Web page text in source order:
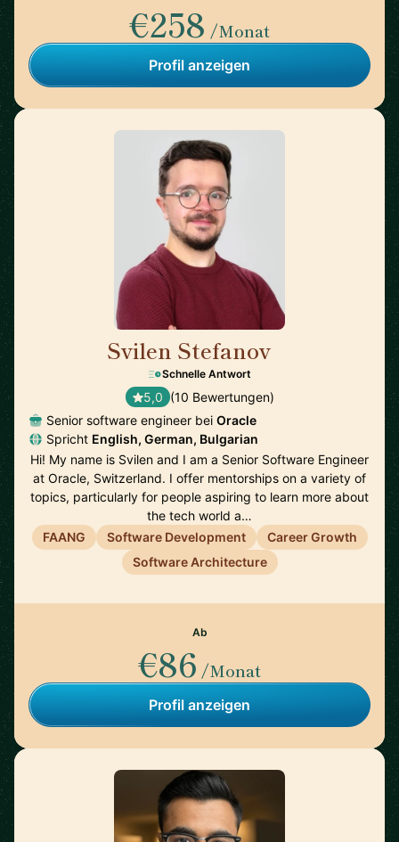
€258 /Monat
Profil anzeigen
Svilen Stefanov
Schnelle Antwort
5,0 (10 Bewertungen)
Senior software engineer bei Oracle
Spricht English, German, Bulgarian
Hi! My name is Svilen and I am a Senior Software Engineer
at Oracle, Switzerland. I offer mentorships on a variety of
topics, particularly for people aspiring to learn more about
the tech world a…
FAANG
Software Development
Career Growth
Software Architecture
Ab
€86 /Monat
Profil anzeigen